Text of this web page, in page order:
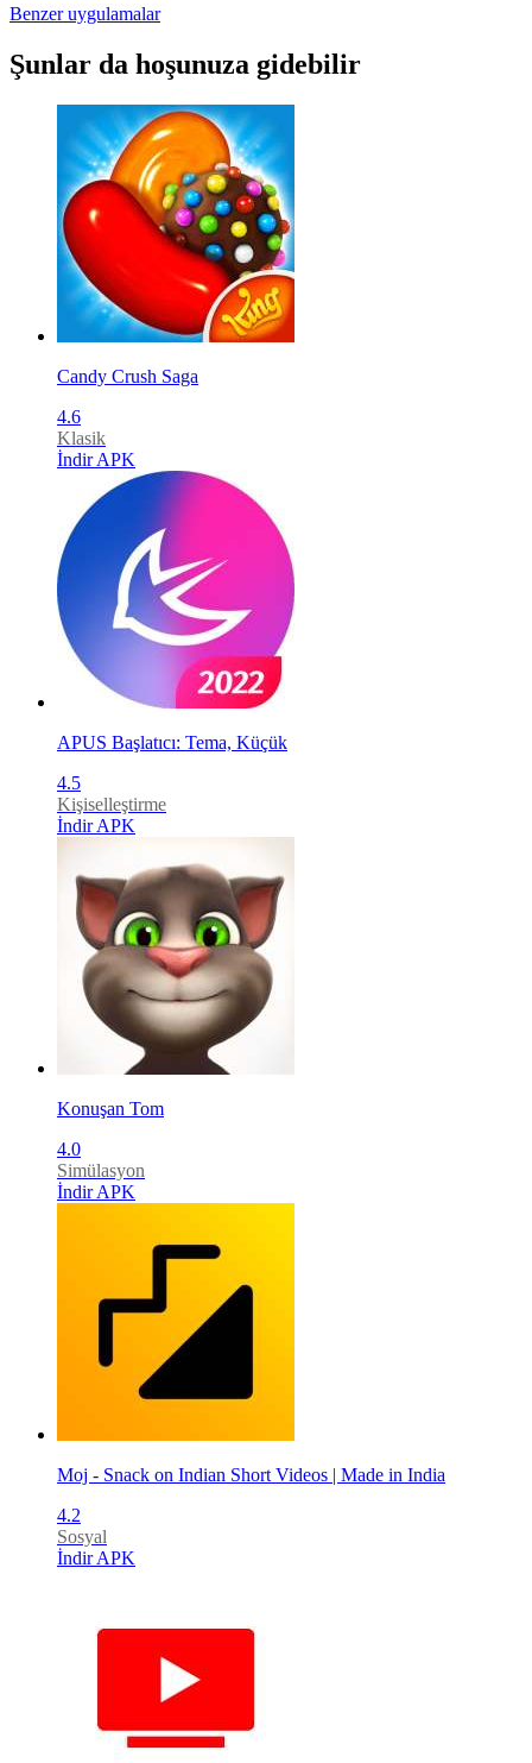
Benzer uygulamalar
Şunlar da hoşunuza gidebilir
Candy Crush Saga
4.6
Klasik
İndir APK
APUS Başlatıcı: Tema, Küçük
4.5
Kişiselleştirme
İndir APK
Konuşan Tom
4.0
Simülasyon
İndir APK
Moj - Snack on Indian Short Videos | Made in India
4.2
Sosyal
İndir APK